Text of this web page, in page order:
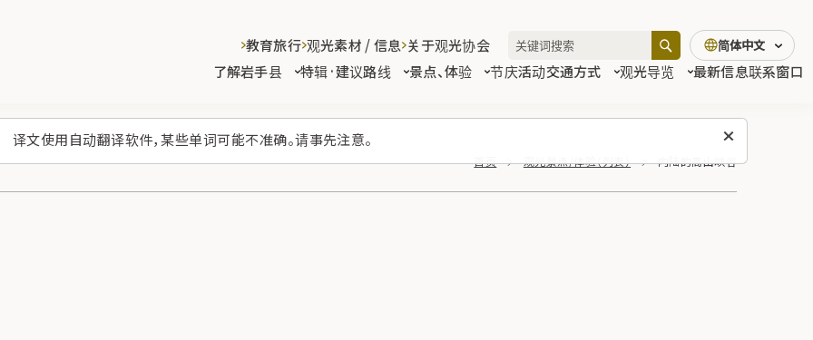
译文使用自动翻译软件，某些单词可能不准确。请事先注意。
了解岩手县 特辑·建议路线 景点、体验 节庆活动交通方式 观光导览 最新信息联系窗口
教育旅行 观光素材 / 信息 关于观光协会 简体中文
首页 观光景点/体验（列表） 内陆的高山峡谷